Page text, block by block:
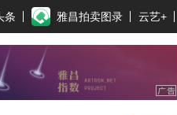
条 雅昌拍卖图录 云艺+